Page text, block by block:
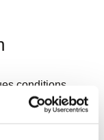
conditions
commande